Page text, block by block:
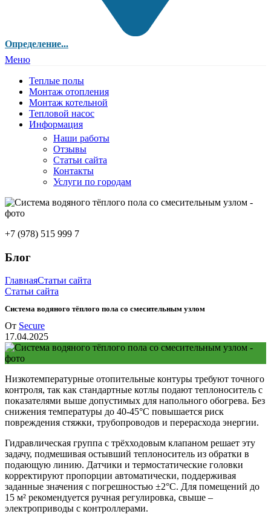
Определение...
Меню
Теплые полы
Монтаж отопления
Монтаж котельной
Тепловой насос
Информация
Наши работы
Отзывы
Статьи сайта
Контакты
Услуги по городам
+7 (978) 515 999 7
Блог
ГлавнаяСтатьи сайта
Статьи сайта
Система водяного тёплого пола со смесительным узлом
От Secure
17.04.2025
Низкотемпературные отопительные контуры требуют точного
контроля, так как стандартные котлы подают теплоноситель с
показателями выше допустимых для напольного обогрева. Без
снижения температуры до 40-45°C повышается риск
повреждения стяжки, трубопроводов и перерасхода энергии.
Гидравлическая группа с трёхходовым клапаном решает эту
задачу, подмешивая остывший теплоноситель из обратки в
подающую линию. Датчики и термостатические головки
корректируют пропорции автоматически, поддерживая
заданные значения с погрешностью ±2°C. Для помещений до
15 м² рекомендуется ручная регулировка, свыше –
электроприводы с контроллерами.